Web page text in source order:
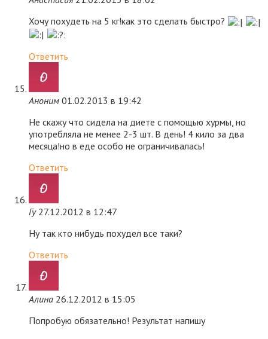
Хочу похудеть на 5 кг!как это сделать быстро?
Ответить
Аноним 01.02.2013 в 19:42
Не скажу что сидела на диете с помощью хурмы, но
употребляла не менее 2-3 шт. В день! 4 кило за два
месяца!но в еде особо не ограничивалась!
Ответить
Гу 27.12.2012 в 12:47
Ну так кто нибудь похудел все таки?
Ответить
Алина 26.12.2012 в 15:05
Попробую обязательно! Результат напишу